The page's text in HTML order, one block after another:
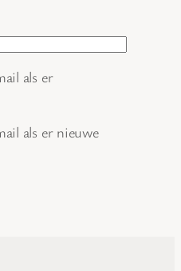
als er
als er nieuwe